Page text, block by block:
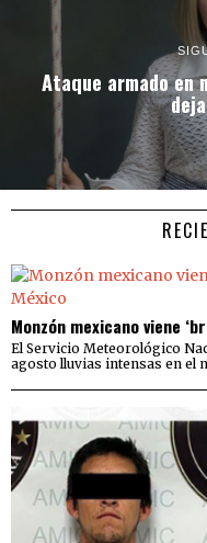
Ataque armado en
Monzón mexicano viene
El Servicio Meteorológico
agosto lluvias intensas en el